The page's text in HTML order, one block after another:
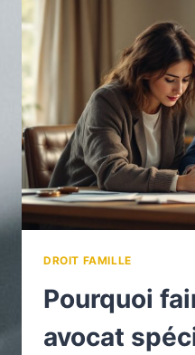
DROIT FAMILLE
Pourquoi
avocat